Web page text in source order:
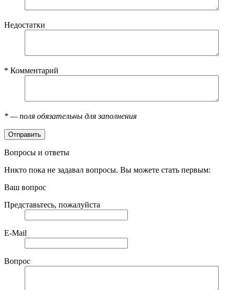
Недостатки
* Комментарий
* — поля обязательны для заполнения
Вопросы и ответы
Никто пока не задавал вопросы. Вы можете стать первым:
Ваш вопрос
Представьтесь, пожалуйста
E-Mail
Вопрос